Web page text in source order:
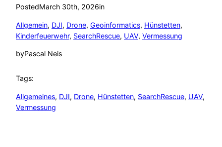
PostedMarch 30th, 2026in
Allgemein, DJI, Drone, Geoinformatics, Hünstetten
Kinderfeuerwehr, SearchRescue, UAV, Vermessung
byPascal Neis
Tags:
Allgemeines, DJI, Drone, Hünstetten, SearchRescue, UAV
Vermessung